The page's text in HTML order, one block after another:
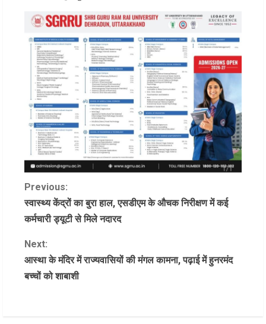
C
o
n
t
Previous:
स्वास्थ्य केंद्रों का बुरा हाल, एसडीएम के औचक निरीक्षण में कई
कर्मचारी ड्यूटी से मिले नदारद
Next:
आस्था के मंदिर में राज्यवासियों की मंगल कामना, पढ़ाई में हुनरमंद
बच्चों को शाबाशी